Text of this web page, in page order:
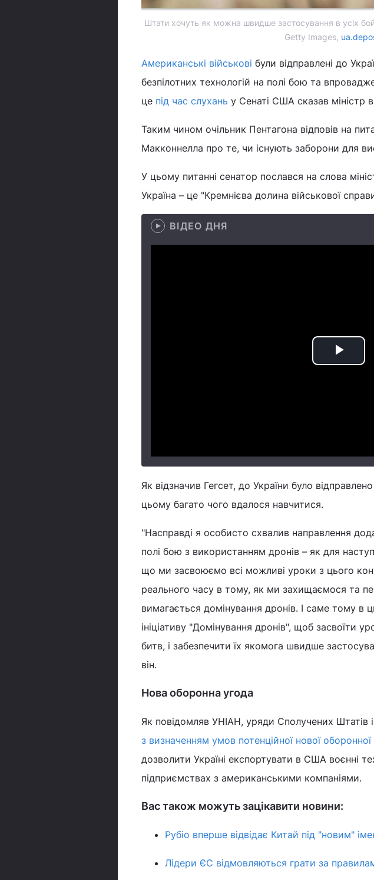
Штати хочуть як можна швидше застосування в усіх
Getty Images,
Американські військові були відправлені до
безпілотних технологій на полі бою та
це під час слухань у Сенаті США сказав міністр
Таким чином очільник Пентагона відповів на
Макконнелла про те, чи існують заборони для
У цьому питанні сенатор послався на слова
Україна – це "Кремнієва долина військової
ВІДЕО ДНЯ
Play
Як відзначив Гегсет, до України було
цьому багато чого вдалося навчитися.
"Насправді я особисто схвалив направлення
полі бою з використанням дронів – як для
що ми засвоюємо всі можливі уроки з цього
реального часу в тому, як ми захищаємося та
вимагається домінування дронів. І саме тому в
ініціативу "Домінування дронів", щоб засвоїти
битв, і забезпечити їх якомога швидше
він.
Нова оборонна угода
Як повідомляв УНІАН, уряди Сполучених Штатів і
з визначенням умов потенційної нової
дозволити Україні експортувати в США воєнні
підприємствах з американськими компаніями.
Вас також можуть зацікавити новини:
Рубіо вперше відвідає Китай під "новим"
Лідери ЄС відмовляються грати за